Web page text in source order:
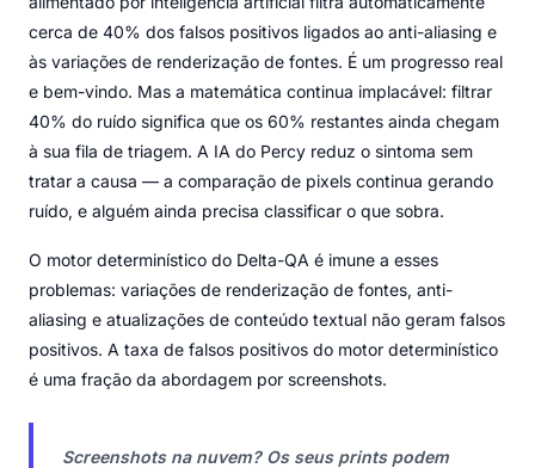
cerca de 40% dos falsos positivos ligados ao anti-aliasing e
às variações de renderização de fontes. É um progresso real
e bem-vindo. Mas a matemática continua implacável: filtrar
40% do ruído significa que os 60% restantes ainda chegam
à sua fila de triagem. A IA do Percy reduz o sintoma sem
tratar a causa — a comparação de pixels continua gerando
ruído, e alguém ainda precisa classificar o que sobra.
O motor determinístico do Delta-QA é imune a esses
problemas: variações de renderização de fontes, anti-
aliasing e atualizações de conteúdo textual não geram falsos
positivos. A taxa de falsos positivos do motor determinístico
é uma fração da abordagem por screenshots.
Screenshots na nuvem? Os seus prints podem